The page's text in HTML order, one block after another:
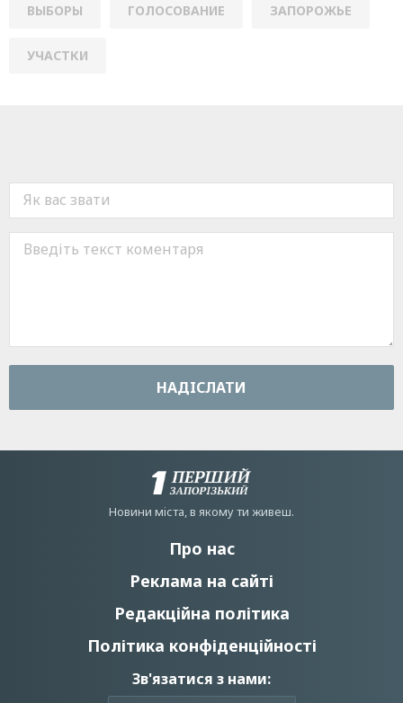
ВЫБОРЫ ГОЛОСОВАНИЕ ЗАПОРОЖЬЕ
УЧАСТКИ
НАДIСЛАТИ
Новини мiста, в якому ти живеш.
Про нас
Реклама на сайті
Редакційна політика
Політика конфіденційності
Зв'язатися з нами: